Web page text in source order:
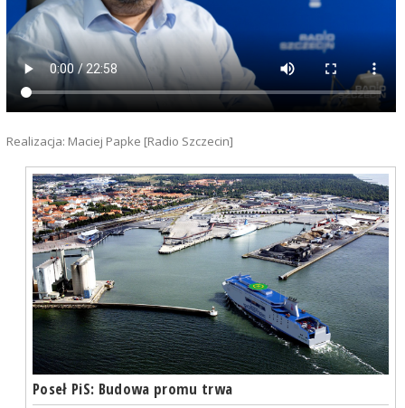
Realizacja: Maciej Papke [Radio Szczecin]
Poseł PiS: Budowa promu trwa